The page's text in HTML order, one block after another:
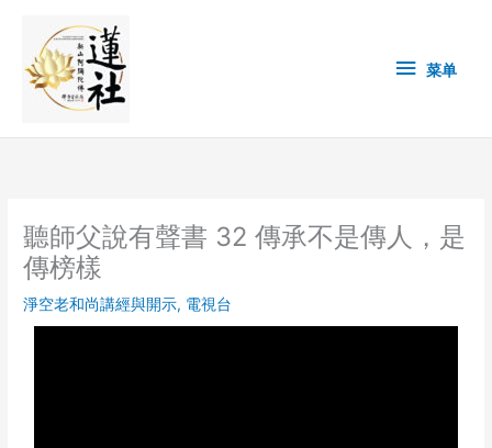
content
单 菜单
聽師父說有聲書 32 傳承不是傳人，是
傳榜樣
淨空老和尚講經與開示, 電視台